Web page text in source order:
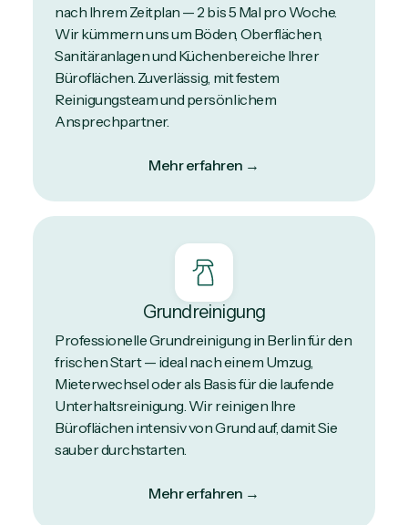
nach Ihrem Zeitplan — 2 bis 5 Mal pro Woche.
Wir kümmern uns um Böden, Oberflächen,
Sanitäranlagen und Küchenbereiche Ihrer
Büroflächen. Zuverlässig, mit festem
Reinigungsteam und persönlichem
Ansprechpartner.
Mehr erfahren →
Grundreinigung
Professionelle Grundreinigung in Berlin für den
frischen Start — ideal nach einem Umzug,
Mieterwechsel oder als Basis für die laufende
Unterhaltsreinigung. Wir reinigen Ihre
Büroflächen intensiv von Grund auf, damit Sie
sauber durchstarten.
Mehr erfahren →